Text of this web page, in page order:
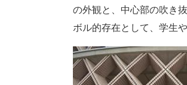
の外観と、中心部の吹き
ボル的存在として、学生